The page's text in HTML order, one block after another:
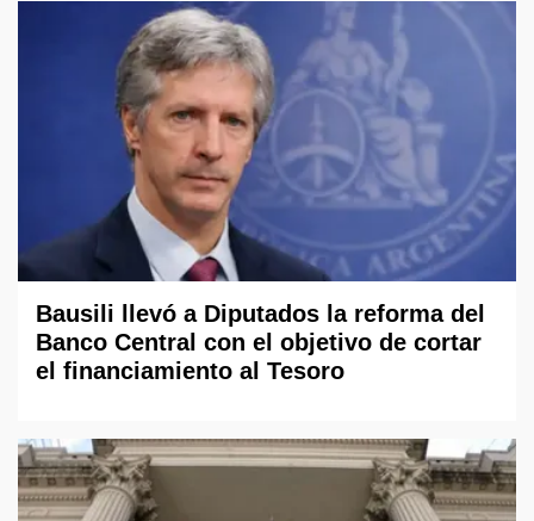
Bausili llevó a Diputados la reforma del
Banco Central con el objetivo de cortar
el financiamiento al Tesoro